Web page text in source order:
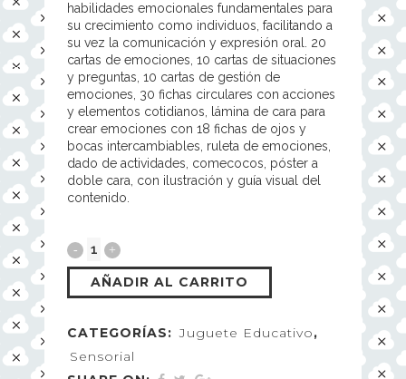
habilidades emocionales fundamentales para
su crecimiento como individuos, facilitando a
su vez la comunicación y expresión oral. 20
cartas de emociones, 10 cartas de situaciones
y preguntas, 10 cartas de gestión de
emociones, 30 fichas circulares con acciones
y elementos cotidianos, lámina de cara para
crear emociones con 18 fichas de ojos y
bocas intercambiables, ruleta de emociones,
dado de actividades, comecocos, póster a
doble cara, con ilustración y guía visual del
contenido.
AÑADIR AL CARRITO
CATEGORÍAS: Juguete Educativo,
Sensorial